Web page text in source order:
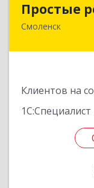
Простые
Смоленск
Клиентов на
1С:Специалист
214015,